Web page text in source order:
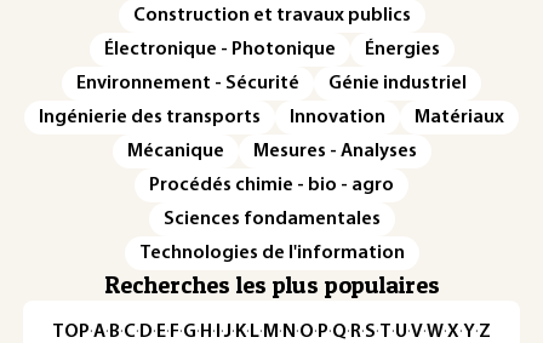
Construction et travaux publics
Électronique - Photonique
Énergies
Environnement - Sécurité
Génie industriel
Ingénierie des transports
Innovation
Matériaux
Mécanique
Mesures - Analyses
Procédés chimie - bio - agro
Sciences fondamentales
Technologies de l'information
Recherches les plus populaires
TOP·A·B·C· D· E· F·G· H · ·J· K· L· M · N ·O· P·Q· R·S·T·U·V·W·X·Y·Z